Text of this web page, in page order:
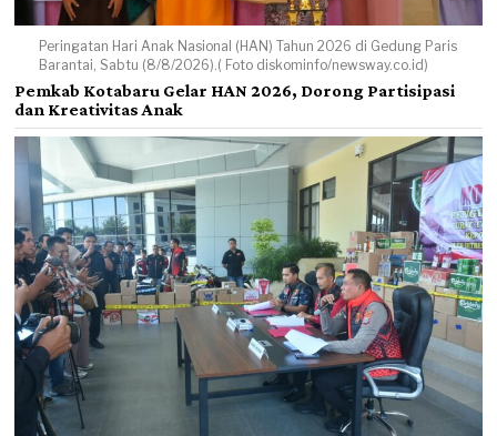
Peringatan Hari Anak Nasional (HAN) Tahun 2026 di Gedung Paris
Barantai, Sabtu (8/8/2026).( Foto diskominfo/newsway.co.id)
Pemkab Kotabaru Gelar HAN 2026, Dorong Partisipasi
dan Kreativitas Anak